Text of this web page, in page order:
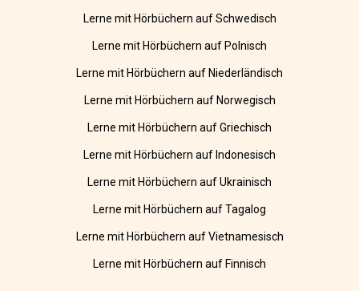
Lerne mit Hörbüchern auf Schwedisch
Lerne mit Hörbüchern auf Polnisch
Lerne mit Hörbüchern auf Niederländisch
Lerne mit Hörbüchern auf Norwegisch
Lerne mit Hörbüchern auf Griechisch
Lerne mit Hörbüchern auf Indonesisch
Lerne mit Hörbüchern auf Ukrainisch
Lerne mit Hörbüchern auf Tagalog
Lerne mit Hörbüchern auf Vietnamesisch
Lerne mit Hörbüchern auf Finnisch